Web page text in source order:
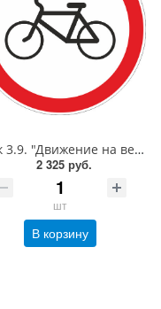
Знак 3.9. "Движение на велосипедах запрещено",D=700, Тип А (1б) Микропризм. (7-9 лет)металл 0.8 мм
2 325 руб.
шт
В корзину